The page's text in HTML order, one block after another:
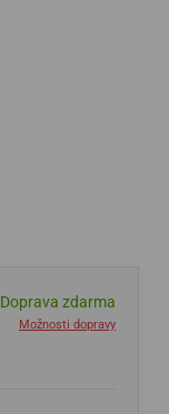
Doprava zdarma
Možnosti dopravy